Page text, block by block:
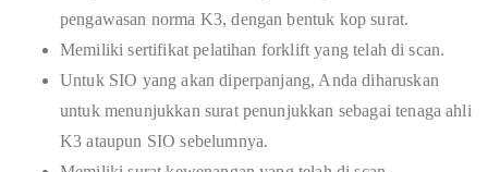
pengawasan norma K3, dengan bentuk kop surat.
Memiliki sertifikat pelatihan forklift yang telah di scan.
Untuk SIO yang akan diperpanjang, Anda diharuskan
untuk menunjukkan surat penunjukkan sebagai tenaga ahli
K3 ataupun SIO sebelumnya.